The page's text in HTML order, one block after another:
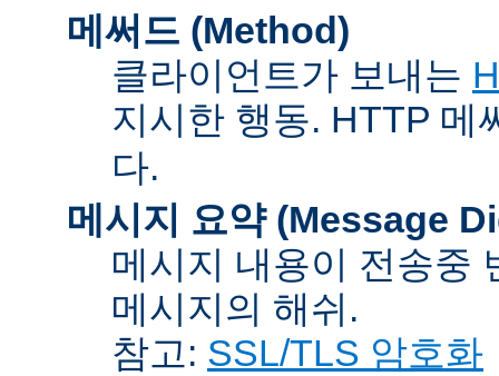
메써드 (Method)
클라이언트가 보내는
지시한 행동. HTTP 메
다.
메시지 요약 (Message
메시지 내용이 전송중
메시지의 해쉬.
참고: SSL/TLS 암호화